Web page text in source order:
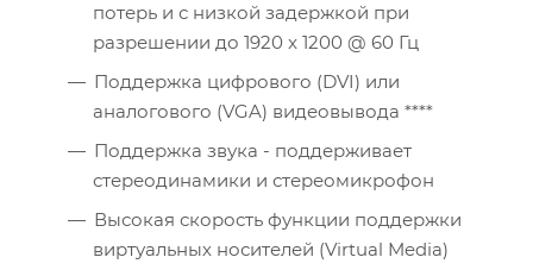
потерь и с низкой задержкой при
разрешении до 1920 x 1200 @ 60 Гц
Поддержка цифрового (DVI) или
аналогового (VGA) видеовывода ****
Поддержка звука - поддерживает
стереодинамики и стереомикрофон
Высокая скорость функции поддержки
виртуальных носителей (Virtual Media)